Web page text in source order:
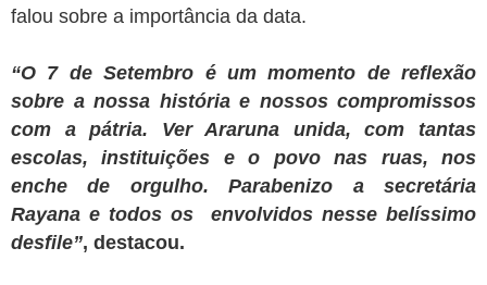
falou sobre a importância da data.
“O 7 de Setembro é um momento de reflexão
sobre a nossa história e nossos compromissos
com a pátria. Ver Araruna unida, com tantas
escolas, instituições e o povo nas ruas, nos
enche de orgulho. Parabenizo a secretária
Rayana e todos os envolvidos nesse belíssimo
desfile”, destacou.